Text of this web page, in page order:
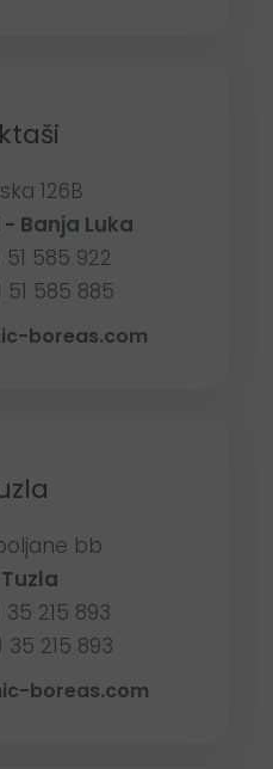
126B
Banja Luka
585 922
585 885
boreas.com
bb
Tuzla
215 893
215 893
boreas.com